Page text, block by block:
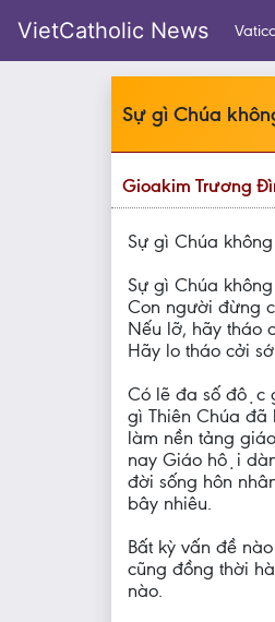
VietCatholic News
Sự gì Chúa
Gioakim Trương
Sự gì Chúa
Sự gì Chúa không
Con người đừng
Nếu lỡ, hãy tháo
Hãy lo tháo cởi
Có lẽ đa số độc
gì Thiên Chúa
làm nền tảng
nay Giáo hội
đời sống hôn
bây nhiêu.
Bất kỳ vấn đề
cũng đồng thời
nào.